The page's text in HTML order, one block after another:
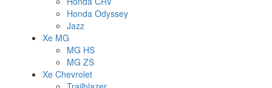
Honda Odyssey
Jazz
Xe MG
MG HS
MG ZS
Xe Chevrolet